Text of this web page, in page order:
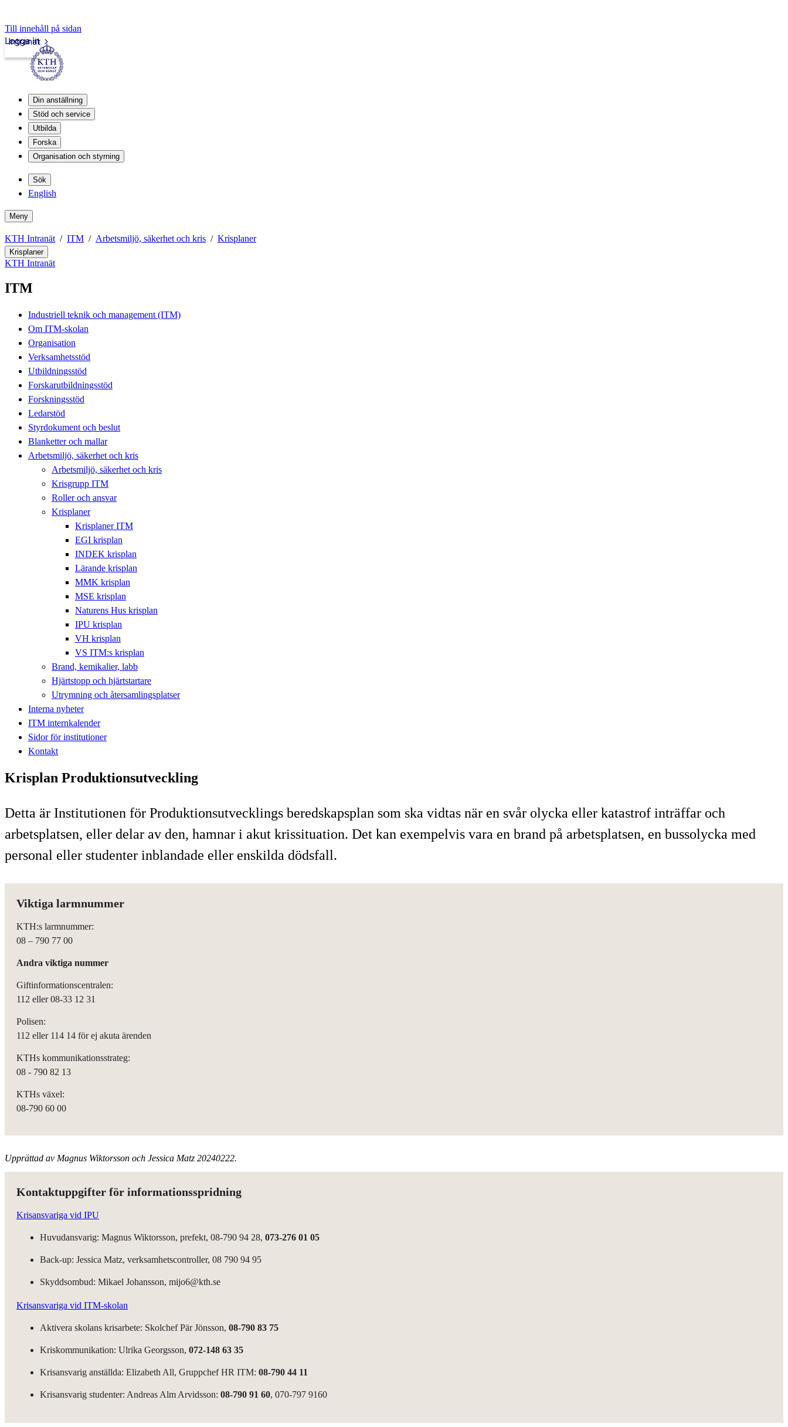
Till innehåll på sidan
Intranät
Logga in
Din anställning
Stöd och service
Utbilda
Forska
Organisation och styrning
Sök
English
Meny
KTH Intranät ITM Arbetsmiljö, säkerhet och kris Krisplaner
Krisplaner
KTH Intranät
ITM
Industriell teknik och management (ITM)
Om ITM-skolan
Organisation
Verksamhetsstöd
Utbildningsstöd
Forskarutbildningsstöd
Forskningsstöd
Ledarstöd
Styrdokument och beslut
Blanketter och mallar
Arbetsmiljö, säkerhet och kris
Arbetsmiljö, säkerhet och kris
Krisgrupp ITM
Roller och ansvar
Krisplaner
Krisplaner ITM
EGI krisplan
INDEK krisplan
Lärande krisplan
MMK krisplan
MSE krisplan
Naturens Hus krisplan
IPU krisplan
VH krisplan
VS ITM:s krisplan
Brand, kemikalier, labb
Hjärtstopp och hjärtstartare
Utrymning och återsamlingsplatser
Interna nyheter
ITM internkalender
Sidor för institutioner
Kontakt
Krisplan Produktionsutveckling
Detta är Institutionen för Produktionsutvecklings beredskapsplan som ska vidtas när en svår olycka eller katastrof inträffar och
arbetsplatsen, eller delar av den, hamnar i akut krissituation. Det kan exempelvis vara en brand på arbetsplatsen, en bussolycka med
personal eller studenter inblandade eller enskilda dödsfall.
Viktiga larmnummer
KTH:s larmnummer:
08 – 790 77 00
Andra viktiga nummer
Giftinformationscentralen:
112 eller 08-33 12 31
Polisen:
112 eller 114 14 för ej akuta ärenden
KTHs kommunikationsstrateg:
08 - 790 82 13
KTHs växel:
08-790 60 00
Upprättad av Magnus Wiktorsson och Jessica Matz 20240222.
Kontaktuppgifter för informationsspridning
Krisansvariga vid IPU
Huvudansvarig: Magnus Wiktorsson, prefekt, 08-790 94 28, 073-276 01 05
Back-up: Jessica Matz, verksamhetscontroller, 08 790 94 95
Skyddsombud: Mikael Johansson, mijo6@kth.se
Krisansvariga vid ITM-skolan
Aktivera skolans krisarbete: Skolchef Pär Jönsson, 08-790 83 75
Kriskommunikation: Ulrika Georgsson, 072-148 63 35
Krisansvarig anställda: Elizabeth All, Gruppchef HR ITM: 08-790 44 11
Krisansvarig studenter: Andreas Alm Arvidsson: 08-790 91 60, 070-797 9160